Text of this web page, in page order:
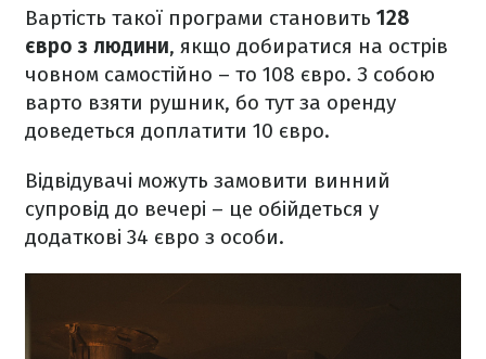
Вартість такої програми становить 128
євро з людини, якщо добиратися на острів
човном самостійно – то 108 євро. З собою
варто взяти рушник, бо тут за оренду
доведеться доплатити 10 євро.
Відвідувачі можуть замовити винний
супровід до вечері – це обійдеться у
додаткові 34 євро з особи.